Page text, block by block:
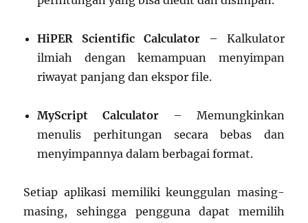
HiPER Scientific Calculator – Kalkulator
ilmiah dengan kemampuan menyimpan
riwayat panjang dan ekspor file.
MyScript Calculator – Memungkinkan
menulis perhitungan secara bebas dan
menyimpannya dalam berbagai format.
Setiap aplikasi memiliki keunggulan masing-
masing, sehingga pengguna dapat memilih